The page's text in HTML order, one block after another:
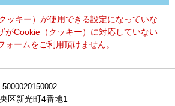
ッキー）が使用できる設定になっていな
がCookie（クッキー）に対応していない
ォームをご利用頂けません。
区新光町4番地1